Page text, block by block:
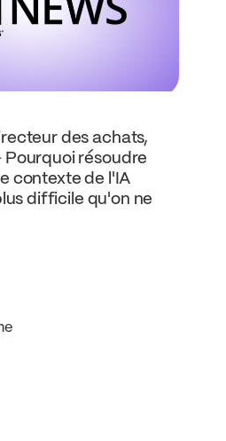
des achats,
Pourquoi résoudre
contexte de l'IA
difficile qu'on ne